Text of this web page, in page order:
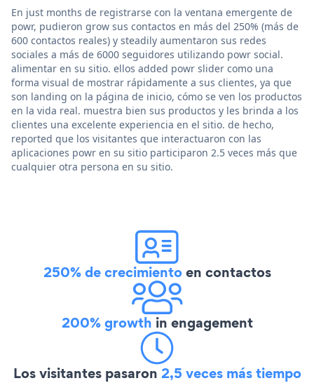
En just months de registrarse con la ventana emergente de
powr, pudieron grow sus contactos en más del 250% (más de
600 contactos reales) y steadily aumentaron sus redes
sociales a más de 6000 seguidores utilizando powr social.
alimentar en su sitio. ellos added powr slider como una
forma visual de mostrar rápidamente a sus clientes, ya que
son landing on la página de inicio, cómo se ven los productos
en la vida real. muestra bien sus productos y les brinda a los
clientes una excelente experiencia en el sitio. de hecho,
reported que los visitantes que interactuaron con las
aplicaciones powr en su sitio participaron 2.5 veces más que
cualquier otra persona en su sitio.
250% de crecimientoen contactos
200% growth in engagement
Los visitantes pasaron 2,5 veces más tiempo